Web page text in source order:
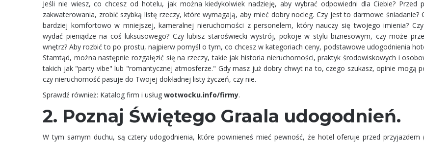
Jeśli nie wiesz, co chcesz od hotelu, jak można kiedykolwiek nadzieję, aby wybrać odpowiedni dla Ciebie? Przed
zakwaterowania, zrobić szybką listę rzeczy, które wymagają, aby mieć dobry nocleg. Czy jest to darmowe śniadanie?
bardziej komfortowo w mniejszej, kameralnej nieruchomości z personelem, który nauczy się twojego imienia?
wydać pieniądze na coś luksusowego? Czy lubisz staroświecki wystrój, pokoje w stylu biznesowym, czy może
wnętrz? Aby rozbić to po prostu, najpierw pomyśl o tym, co chcesz w kategoriach ceny, podstawowe udogodnienia
Stamtąd, można następnie rozgałęzić się na rzeczy, takie jak historia nieruchomości, praktyk środowiskowych i
takich jak "party vibe" lub "romantycznej atmosferze." Gdy masz już dobry chwyt na to, czego szukasz, opinie mogą
czy nieruchomość pasuje do Twojej dokładnej listy życzeń, czy nie.
Sprawdź również: Katalog firm i usług wotwocku.info/firmy.
2. Poznaj Świętego Graala udogodnień.
W tym samym duchu, są cztery udogodnienia, które powinieneś mieć pewność, że hotel oferuje przed przyjazdem